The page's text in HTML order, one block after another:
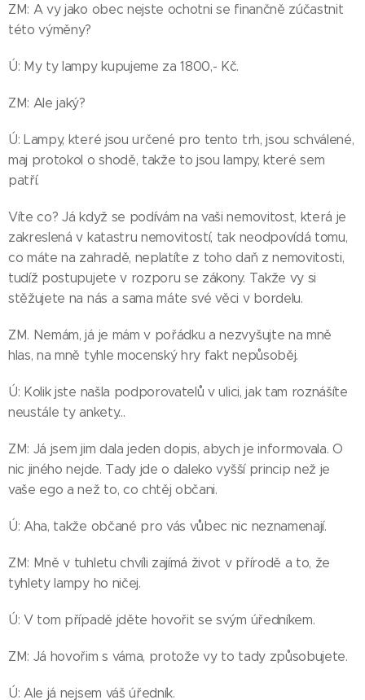
ZM: A vy jako obec nejste ochotni se finančně zúčastnit
této výměny?
Ú: My ty lampy kupujeme za 1800,- Kč.
ZM: Ale jaký?
Ú: Lampy, které jsou určené pro tento trh, jsou schválené,
maj protokol o shodě, takže to jsou lampy, které sem
patří.
Víte co? Já když se podívám na vaši nemovitost, která je
zakreslená v katastru nemovitostí, tak neodpovídá tomu,
co máte na zahradě, neplatíte z toho daň z nemovitosti,
tudíž postupujete v rozporu se zákony. Takže vy si
stěžujete na nás a sama máte své věci v bordelu.
ZM. Nemám, já je mám v pořádku a nezvyšujte na mně
hlas, na mně tyhle mocenský hry fakt nepůsoběj.
Ú: Kolik jste našla podporovatelů v ulici, jak tam roznášíte
neustále ty ankety...
ZM: Já jsem jim dala jeden dopis, abych je informovala. O
nic jiného nejde. Tady jde o daleko vyšší princip než je
vaše ego a než to, co chtěj občani.
Ú: Aha, takže občané pro vás vůbec nic neznamenají.
ZM: Mně v tuhletu chvíli zajímá život v přírodě a to, že
tyhlety lampy ho ničej.
Ú: V tom případě jděte hovořit se svým úředníkem.
ZM: Já hovořim s váma, protože vy to tady způsobujete.
Ú: Ale já nejsem váš úředník.